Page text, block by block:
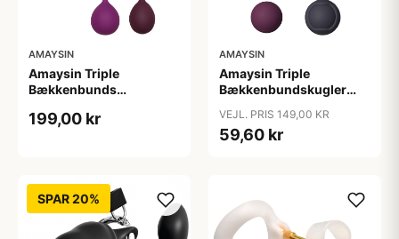
AMAYSIN
Amaysin Triple
Bækkenbunds
Rosa
199,00 kr
AMAYSIN
Amaysin Triple
Bækkenbundskugler
VEJL. PRIS 149,00 KR
59,60 kr
SPAR 20%